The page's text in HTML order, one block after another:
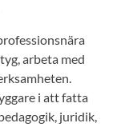
arbeta med
i att fatta
juridik,